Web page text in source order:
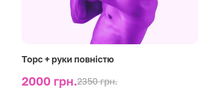
Торс + руки повністю
2000 грн.2350 грн.